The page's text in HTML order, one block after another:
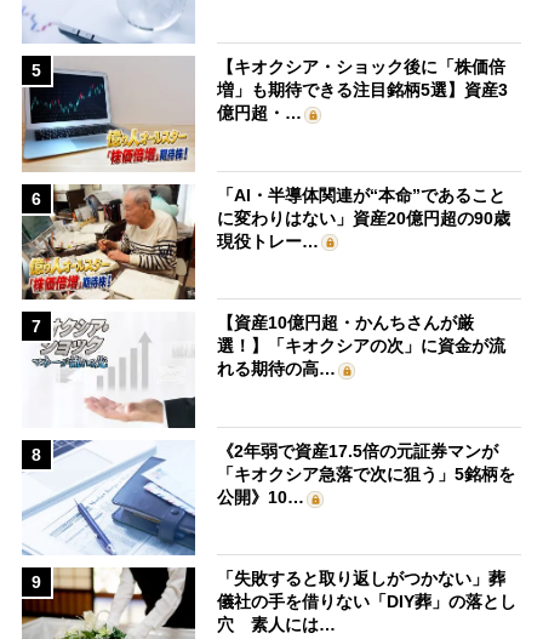
5
【キオクシア・ショック後に「株価倍
増」も期待できる注目銘柄5選】資産3
億円超・…
6
「AI・半導体関連が“本命”であること
に変わりはない」資産20億円超の90歳
現役トレー…
7
【資産10億円超・かんちさんが厳
選！】「キオクシアの次」に資金が流
れる期待の高…
8
《2年弱で資産17.5倍の元証券マンが
「キオクシア急落で次に狙う」5銘柄を
公開》10…
9
「失敗すると取り返しがつかない」葬
儀社の手を借りない「DIY葬」の落とし
穴 素人には…